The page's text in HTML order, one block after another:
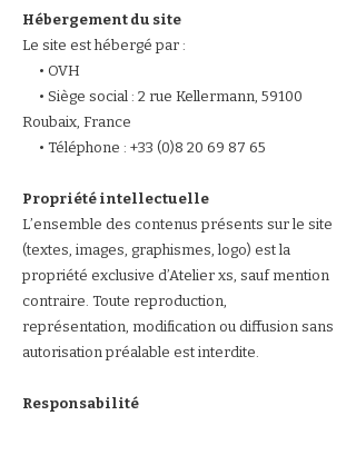
Hébergement du site
Le site est hébergé par :
• OVH
• Siège social : 2 rue Kellermann, 59100
Roubaix, France
• Téléphone : +33 (0)8 20 69 87 65
Propriété intellectuelle
L’ensemble des contenus présents sur le site
(textes, images, graphismes, logo) est la
propriété exclusive d’Atelier xs, sauf mention
contraire. Toute reproduction,
représentation, modification ou diffusion sans
autorisation préalable est interdite.
Responsabilité